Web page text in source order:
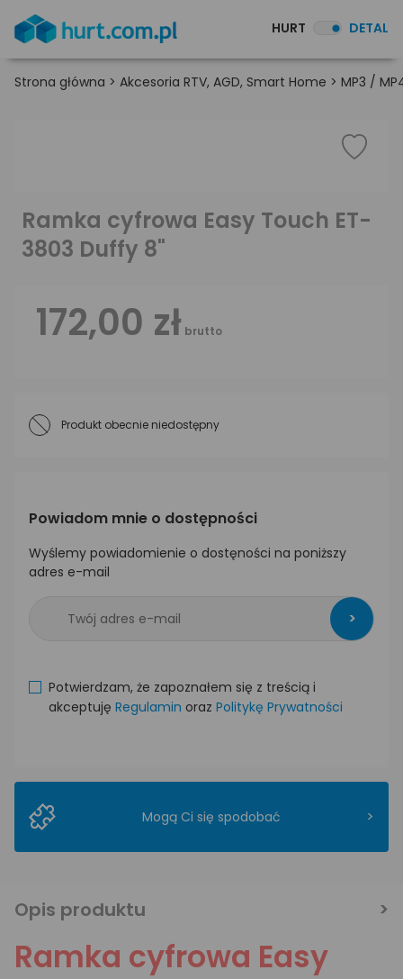
HURT DETAL
Strona główna > Akcesoria RTV, AGD, Smart Home > MP3 /
Ramka cyfrowa Easy Touch ET-
3803 Duffy 8"
172,00 zł brutto
Produkt obecnie niedostępny
Powiadom mnie o dostępności
Wyślemy powiadomienie o dostęności na poniższy
adres e-mail
>
Potwierdzam, że zapoznałem się z treścią i
akceptuję Regulamin oraz Politykę Prywatności
Mogą Ci się spodobać >
Opis produktu
Ramka cyfrowa Easy